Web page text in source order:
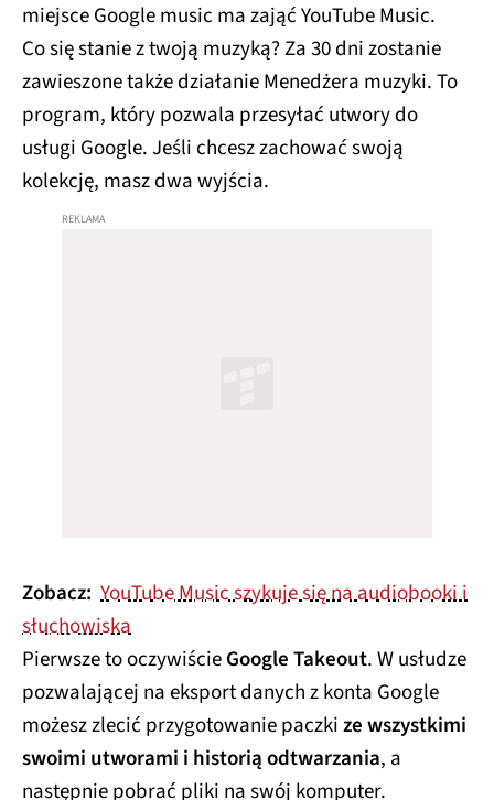
miejsce Google music ma zająć YouTube Music.
Co się stanie z twoją muzyką? Za 30 dni zostanie
zawieszone także działanie Menedżera muzyki. To
program, który pozwala przesyłać utwory do
usługi Google. Jeśli chcesz zachować swoją
kolekcję, masz dwa wyjścia.
Zobacz: YouTube Music szykuje się na audiobooki i
słuchowiska
Pierwsze to oczywiścieGoogle Takeout. W usłudze
pozwalającej na eksport danych z konta Google
możesz zlecić przygotowanie paczkize wszystkimi
swoimi utworami i historią odtwarzania, a
następnie pobrać pliki na swój komputer.